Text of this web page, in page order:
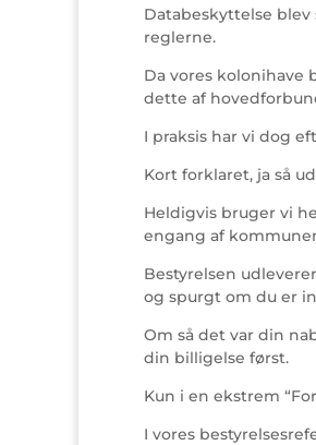
Databeskyttelse blev
reglerne.
Da vores kolonihave
dette af
I praksis har vi dog
Kort forklaret, ja så
Heldigvis bruger vi
engang af
Bestyrelsen
og spurgt om du er
Om så det var din
din billigelse først.
Kun i en ekstrem
I vores